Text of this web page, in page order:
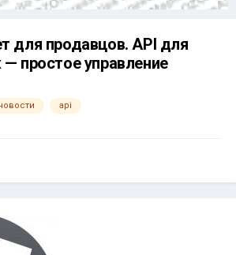
для продавцов. API для
простое управление
api